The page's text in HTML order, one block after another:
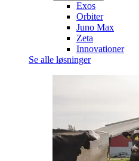
Exos
Orbiter
Juno Max
Zeta
Innovationer
Se alle løsninger